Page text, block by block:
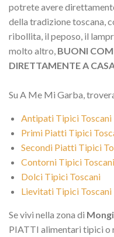
potrete avere
della tradizione toscana,
ribollita, il peposo, il
molto altro, BUONI
DIRETTAMENTE A
Su A Me Mi Garba,
Antipati Tipici Toscani
Primi Piatti Tipici
Secondi Piatti Tipici
Contorni Tipici Toscani
Dolci Tipici Toscani
Lievitati Tipici Toscani
Se vivi nella zona di
PIATTI alimentari tipici